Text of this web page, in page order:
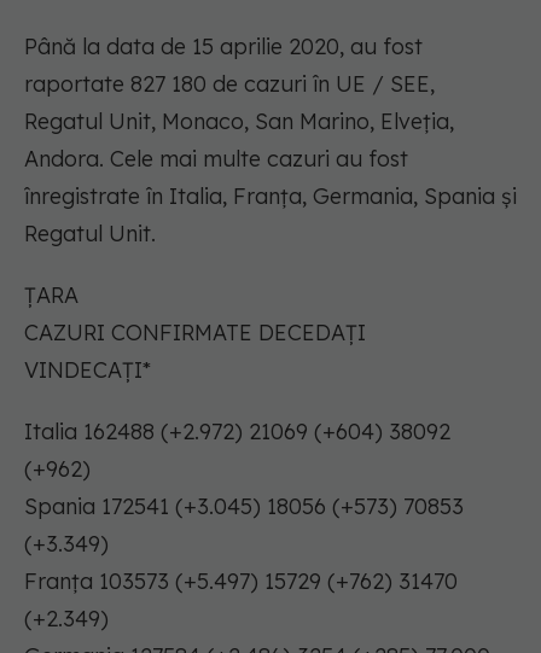
Până la data de 15 aprilie 2020, au fost
raportate 827 180 de cazuri în UE / SEE,
Regatul Unit, Monaco, San Marino, Elveția,
Andora. Cele mai multe cazuri au fost
înregistrate în Italia, Franţa, Germania, Spania și
Regatul Unit.
ŢARA
CAZURI CONFIRMATE DECEDAȚI
VINDECAŢI*
Italia 162488 (+2.972) 21069 (+604) 38092
(+962)
Spania 172541 (+3.045) 18056 (+573) 70853
(+3.349)
Franţa 103573 (+5.497) 15729 (+762) 31470
(+2.349)